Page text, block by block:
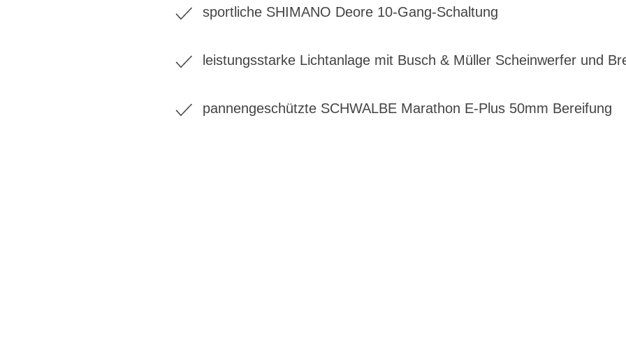
sportliche SHIMANO Deore 10-Gang-Schaltung
leistungsstarke Lichtanlage mit Busch & Müller Scheinwerfer und
pannengeschützte SCHWALBE Marathon E-Plus 50mm Bereifung